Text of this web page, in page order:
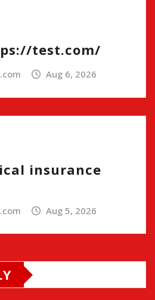
test.com/
Aug 6, 2026
insurance
Aug 5, 2026